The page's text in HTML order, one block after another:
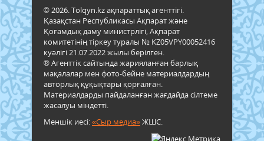
© 2026. Tolqyn.kz ақпараттық агенттігі.
Қазақстан Республикасы Ақпарат және
Қоғамдық даму министрлігі, Ақпарат
комитетінің тіркеу туралы № KZ05VPY00052416
куәлігі 21.07.2022 жылы берілген.
® Агенттік сайтында жарияланған барлық
мақалалар мен фото-бейне материалдардың
авторлық құқықтары қорғалған.
Материалдарды пайдаланған жағдайда сілтеме
жасалуы міндетті.
Меншік иесі:«Сыр медиа»ЖШС.